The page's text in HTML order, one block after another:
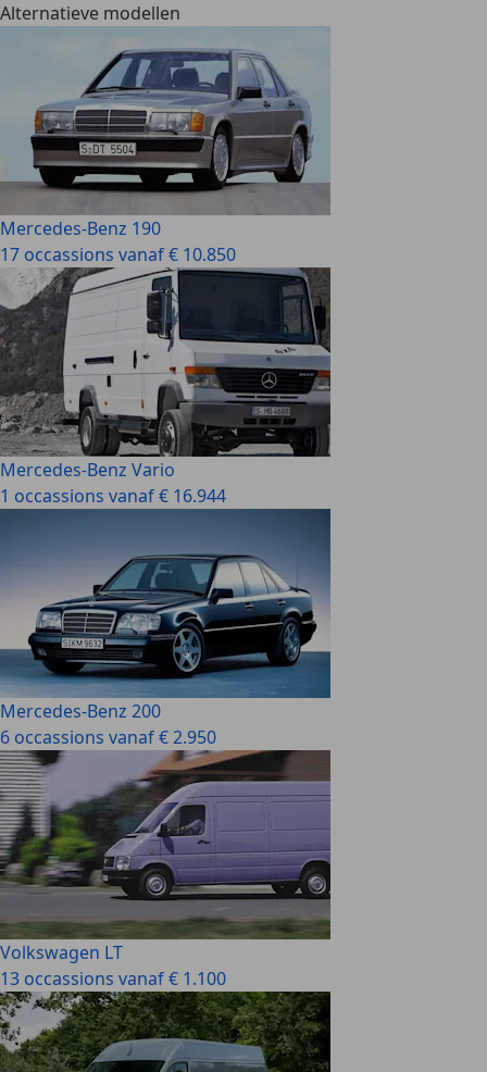
Alternatieve modellen
Mercedes-Benz 190
17 occassions vanaf € 10.850
Mercedes-Benz Vario
1 occassions vanaf € 16.944
Mercedes-Benz 200
6 occassions vanaf € 2.950
Volkswagen LT
13 occassions vanaf € 1.100